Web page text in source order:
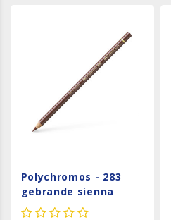
Polychromos - 283
gebrande sienna